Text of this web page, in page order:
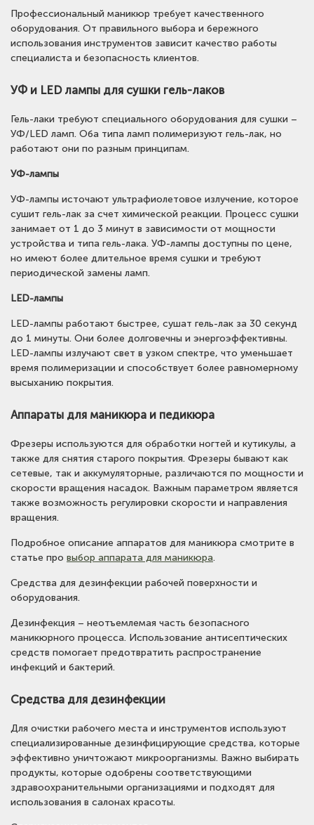
Профессиональный маникюр требует качественного
оборудования. От правильного выбора и бережного
использования инструментов зависит качество работы
специалиста и безопасность клиентов.
УФ и LED лампы для сушки гель-лаков
Гель-лаки требуют специального оборудования для сушки –
УФ/LED ламп. Оба типа ламп полимеризуют гель-лак, но
работают они по разным принципам.
УФ-лампы
УФ-лампы источают ультрафиолетовое излучение, которое
сушит гель-лак за счет химической реакции. Процесс сушки
занимает от 1 до 3 минут в зависимости от мощности
устройства и типа гель-лака. УФ-лампы доступны по цене,
но имеют более длительное время сушки и требуют
периодической замены ламп.
LED-лампы
LED-лампы работают быстрее, сушат гель-лак за 30 секунд
до 1 минуты. Они более долговечны и энергоэффективны.
LED-лампы излучают свет в узком спектре, что уменьшает
время полимеризации и способствует более равномерному
высыханию покрытия.
Аппараты для маникюра и педикюра
Фрезеры используются для обработки ногтей и кутикулы, а
также для снятия старого покрытия. Фрезеры бывают как
сетевые, так и аккумуляторные, различаются по мощности и
скорости вращения насадок. Важным параметром является
также возможность регулировки скорости и направления
вращения.
Подробное описание аппаратов для маникюра смотрите в
статье про выбор аппарата для маникюра.
Средства для дезинфекции рабочей поверхности и
оборудования.
Дезинфекция – неотъемлемая часть безопасного
маникюрного процесса. Использование антисептических
средств помогает предотвратить распространение
инфекций и бактерий.
Средства для дезинфекции
Для очистки рабочего места и инструментов используют
специализированные дезинфицирующие средства, которые
эффективно уничтожают микроорганизмы. Важно выбирать
продукты, которые одобрены соответствующими
здравоохранительными организациями и подходят для
использования в салонах красоты.